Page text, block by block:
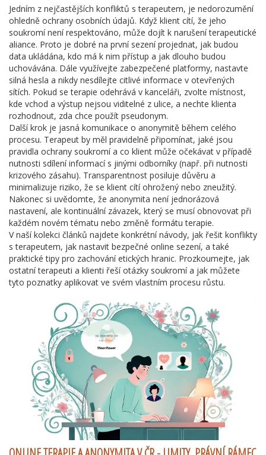
Jedním z nejčastějších konfliktů s terapeutem, je nedorozumění
ohledně ochrany osobních údajů. Když klient cítí, že jeho
soukromí není respektováno, může dojít k narušení terapeutické
aliance. Proto je dobré na první sezení projednat, jak budou
data ukládána, kdo má k nim přístup a jak dlouho budou
uchovávána. Dále využívejte zabezpečené platformy, nastavte
silná hesla a nikdy nesdílejte citlivé informace v otevřených
sítích. Pokud se terapie odehrává v kanceláři, zvolte místnost,
kde vchod a výstup nejsou viditelné z ulice, a nechte klienta
rozhodnout, zda chce použít pseudonym.
Další krok je jasná komunikace o anonymitě během celého
procesu. Terapeut by měl pravidelně připomínat, jaké jsou
pravidla ochrany soukromí a co klient může očekávat v případě
nutnosti sdílení informací s jinými odborníky (např. při nutnosti
krizového zásahu). Transparentnost posiluje důvěru a
minimalizuje riziko, že se klient cítí ohrožený nebo zneužitý.
Nakonec si uvědomte, že anonymita není jednorázová
nastavení, ale kontinuální závazek, který se musí obnovovat při
každém novém tématu nebo změně formátu terapie.
V naší kolekci článků najdete konkrétní návody, jak řešit konflikty
s terapeutem, jak nastavit bezpečné online sezení, a také
praktické tipy pro zachování etických hranic. Prozkoumejte, jak
ostatní terapeuti a klienti řeší otázky soukromí a jak můžete
tyto poznatky aplikovat ve svém vlastním procesu růstu.